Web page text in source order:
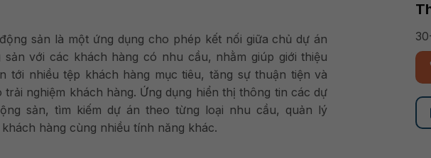
sản là một ứng dụng cho phép kết nối giữa chủ dự án
sản với các khách hàng có nhu cầu, nhằm giúp giới thiệu
tới nhiều tệp khách hàng mục tiêu, tăng sự thuận tiện và
trải nghiệm khách hàng. Ứng dụng hiển thị thông tin các dự
sản, tìm kiếm dự án theo từng loại nhu cầu, quản lý
hàng cùng nhiều tính năng khác.